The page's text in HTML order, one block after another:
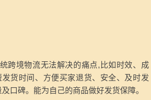
跨境物流无法解决的痛点,比如时效、成
货时间、方便买家退货、安全、及时发
口碑。能为自己的商品做好发货保障。